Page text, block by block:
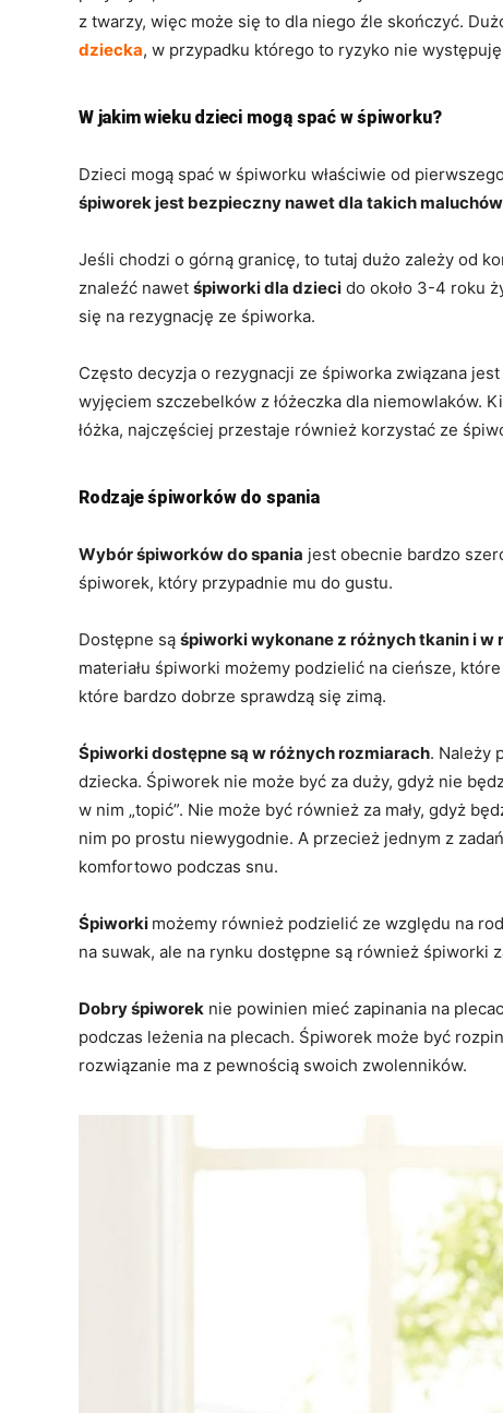
z twarzy, więc może się to dla niego źle skończyć.
dziecka, w przypadku którego to ryzyko nie
W jakim wieku dzieci mogą spać w śpiworku?
Dzieci mogą spać w śpiworku właściwie od
śpiworek jest bezpieczny nawet dla takich maluchów
Jeśli chodzi o górną granicę, to tutaj dużo zależy od
znaleźć nawet śpiworki dla dzieci do około 3-4 roku
się na rezygnację ze śpiworka.
Często decyzja o rezygnacji ze śpiworka związana
wyjęciem szczebelków z łóżeczka dla niemowlaków.
łóżka, najczęściej przestaje również korzystać ze
Rodzaje śpiworków do spania
Wybór śpiworków do spania jest obecnie bardzo
śpiworek, który przypadnie mu do gustu.
Dostępne są śpiworki wykonane z różnych tkanin i w
materiału śpiworki możemy podzielić na cieńsze,
które bardzo dobrze sprawdzą się zimą.
Śpiworki dostępne są w różnych rozmiarach. Należy
dziecka. Śpiworek nie może być za duży, gdyż nie
w nim „topić”. Nie może być również za mały, gdyż
nim po prostu niewygodnie. A przecież jednym z
komfortowo podczas snu.
Śpiworki możemy również podzielić ze względu na
na suwak, ale na rynku dostępne są również śpiworki
Dobry śpiworek nie powinien mieć zapinania na
podczas leżenia na plecach. Śpiworek może być
rozwiązanie ma z pewnością swoich zwolenników.